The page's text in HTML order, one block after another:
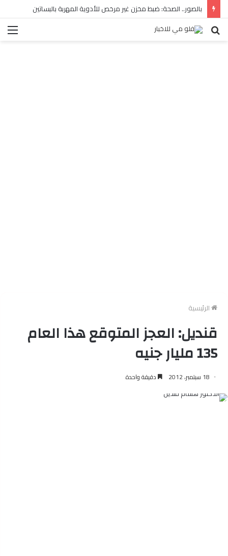
بالصور.. الصحة: ضبط مخزن غير مرخص للأدوية المهربة بالبساتين
بحث
الرئيسية
قنديل: العجز المتوقع هذا العام
135 مليار جنيه
18 سبتمبر، 2012 دقيقة واحدة